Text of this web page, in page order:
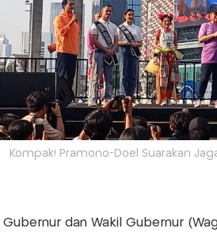
Kompak! Pramono-Doel Suarakan
Gubernur dan Wakil Gubernur